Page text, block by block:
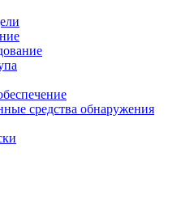
средства обнаружения